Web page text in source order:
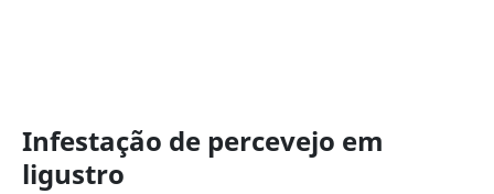
Infestação de percevejo em
ligustro